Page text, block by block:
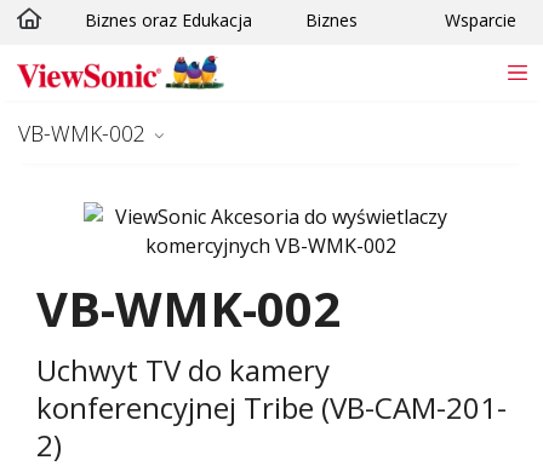
Skip to main content
Biznes oraz Edukacja Biznes Wsparcie
VB-WMK-002
VB-WMK-002
Uchwyt TV do kamery
konferencyjnej Tribe (VB-CAM-201-
2)